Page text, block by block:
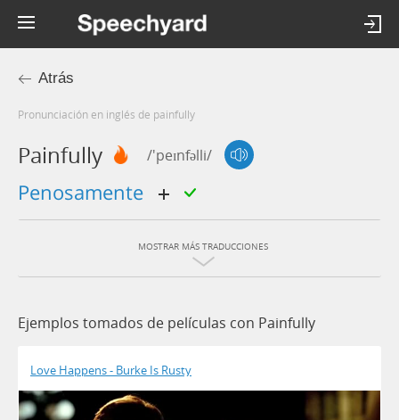
Atrás
Pronunciación en inglés de painfully
Painfully /'peɪnfəlli/
penosamente
MOSTRAR MÁS TRADUCCIONES
Ejemplos tomados de películas con Painfully
Love Happens - Burke Is Rusty